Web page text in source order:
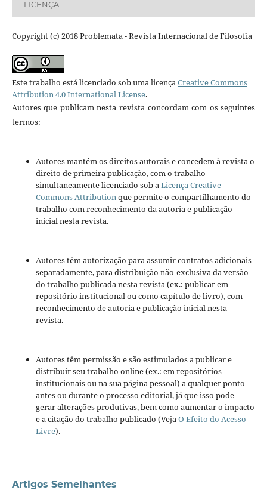
LICENÇA
Copyright (c) 2018 Problemata - Revista Internacional de Filosofia
Este trabalho está licenciado sob uma licençaCreative Commons
Attribution 4.0 International License.
Autores que publicam nesta revista concordam com os seguintes
termos:
Autores mantém os direitos autorais e concedem à revista o
direito de primeira publicação, com o trabalho
simultaneamente licenciado sob aLicença Creative
Commons Attributionque permite o compartilhamento do
trabalho com reconhecimento da autoria e publicação
inicial nesta revista.
Autores têm autorização para assumir contratos adicionais
separadamente, para distribuição não-exclusiva da versão
do trabalho publicada nesta revista (ex.: publicar em
repositório institucional ou como capítulo de livro), com
reconhecimento de autoria e publicação inicial nesta
revista.
Autores têm permissão e são estimulados a publicar e
distribuir seu trabalho online (ex.: em repositórios
institucionais ou na sua página pessoal) a qualquer ponto
antes ou durante o processo editorial, já que isso pode
gerar alterações produtivas, bem como aumentar o impacto
e a citação do trabalho publicado (VejaO Efeito do Acesso
Livre).
Artigos Semelhantes